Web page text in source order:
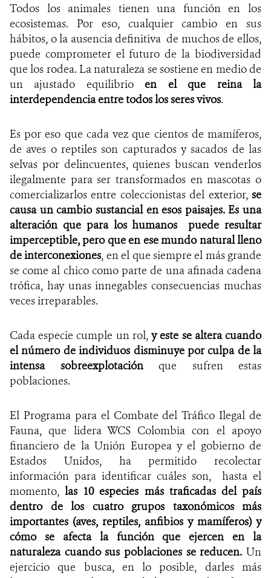
Todos los animales tienen una función en los
ecosistemas. Por eso, cualquier cambio en sus
hábitos, o la ausencia definitiva de muchos de ellos,
puede comprometer el futuro de la biodiversidad
que los rodea. La naturaleza se sostiene en medio de
un ajustado equilibrioen el que reina la
interdependencia entre todos los seres vivos.
Es por eso que cada vez que cientos de mamíferos,
de aves o reptiles son capturados y sacados de las
selvas por delincuentes, quienes buscan venderlos
ilegalmente para ser transformados en mascotas o
comercializarlos entre coleccionistas del exterior, se
causa un cambio sustancial en esos paisajes. Es una
alteración que para los humanos
puede resultar
imperceptible, pero que en ese mundo natural lleno
de interconexiones, en el que siempre el más grande
se come al chico como parte de una afinada cadena
trófica, hay unas innegables consecuencias muchas
veces irreparables.
Cada especie cumple un rol,y este se altera cuando
el número de individuos disminuye por culpa de la
intensa sobreexplotaciónque sufren estas
poblaciones.
El Programa para el Combate del Tráfico Ilegal de
Fauna, que lidera WCS Colombia con el apoyo
financiero de la Unión Europea y el gobierno de
Estados Unidos, ha permitido recolectar
información para identificar cuáles son, hasta el
momento,las 10 especies más traficadas del país
dentro de los cuatro grupos taxonómicos más
importantes (aves, reptiles, anfibios y mamíferos) y
cómo se afecta la función que ejercen en la
naturaleza cuando sus poblaciones se reducen. Un
ejercicio que busca, en lo posible, darles más